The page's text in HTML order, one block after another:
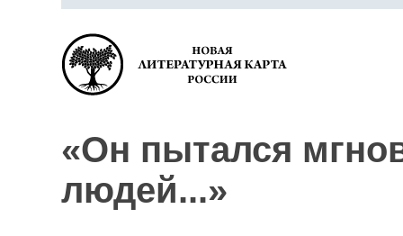
«Он пытался
людей...»